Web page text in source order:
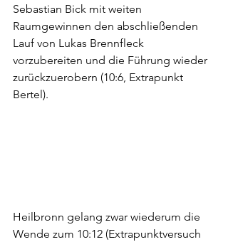
Sebastian Bick mit weiten
Raumgewinnen den abschließenden
Lauf von Lukas Brennfleck
vorzubereiten und die Führung wieder
zurückzuerobern (10:6, Extrapunkt
Bertel).
Heilbronn gelang zwar wiederum die
Wende zum 10:12 (Extrapunktversuch